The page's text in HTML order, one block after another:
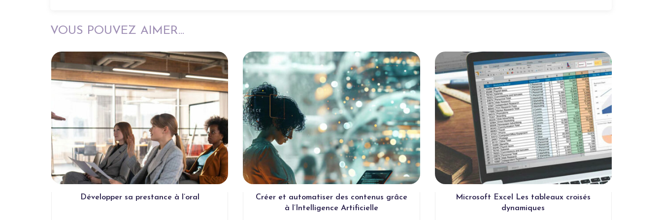
VOUS POUVEZ AIMER...
Développer sa prestance à l’oral
Créer et automatiser des contenus grâce
à l’Intelligence Artificielle
Microsoft Excel Les tableaux croisés
dynamiques